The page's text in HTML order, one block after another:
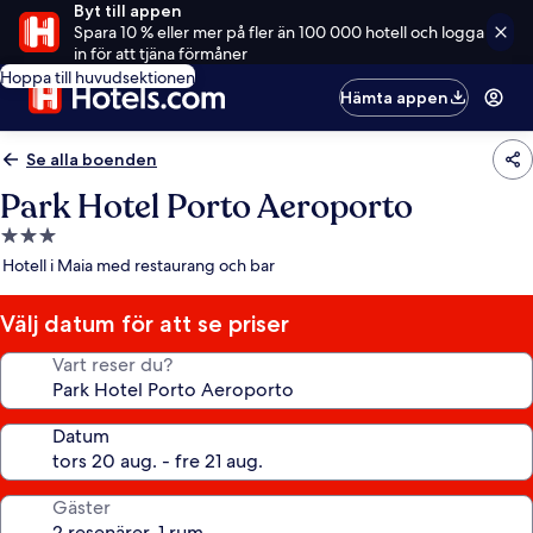
Byt till appen
Spara 10 % eller mer på fler än 100 000 hotell och logga
in för att tjäna förmåner
Hoppa till huvudsektionen
Hämta appen
Se alla boenden
Park Hotel Porto Aeroporto
3.0-
stjärnigt
Hotell i Maia med restaurang och bar
Välj datum för att se priser
Vart reser du?
Datum
Gäster